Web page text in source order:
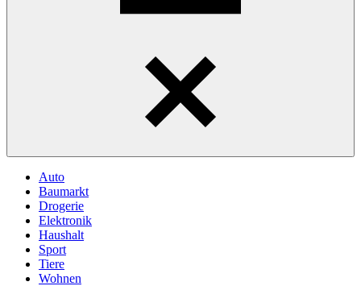
Auto
Baumarkt
Drogerie
Elektronik
Haushalt
Sport
Tiere
Wohnen